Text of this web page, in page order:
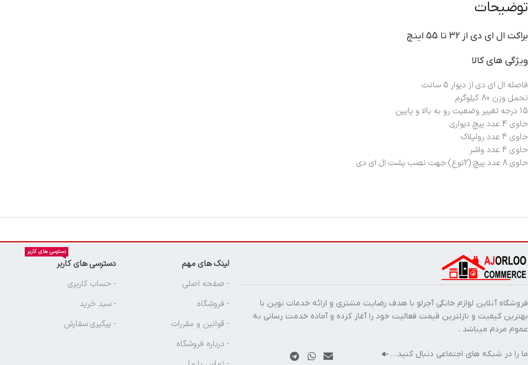
توضیحات
براکت ال ای دی از 32 تا 55 اینچ
ویژگی های کالا
فاصله ال ای دی از دیوار 5 سانت
تحمل وزن 80 کیلوگرم
15 درجه تغییر وضعیت رو به بالا و پایین
حاوی 4 عدد پیچ دیواری
حاوی 4 عدد رولپلاک
حاوی 4 عدد واشر
حاوی 8 عدد پیچ (2نوع) جهت نصب پشت ال ای دی
فروشگاه آنلاین لوازم خانگی آجرلو با هدف رضایت مشتری و ارائه خدمات نوین با
بهترین کیفیت و نازلترین قیمت فعالیت خود را آغاز کرده و آماده خدمت رسانی به
عموم مردم میباشد .
ما را در شبکه های اجتماعی دنبال کنید…
لینک های مهم
- صفحه اصلی
- فروشگاه
- قوانین و مقررات
- درباره فروشگاه
دسترسی های کاربر
دسترسی های کاربر
- حساب کاربری
- سبد خرید
- پیگیری سفارش